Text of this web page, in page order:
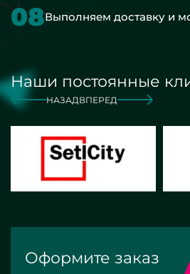
08Выполняем доставку и
Наши постоянные
НАЗАД ВПЕРЕД
Оформите заказ